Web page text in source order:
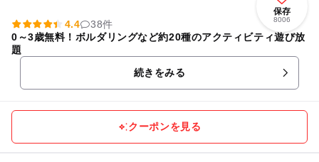
保存
8006
4.4
38件
0～3歳無料！ボルダリングなど約20種のアクティビティ遊び放
題
続きをみる
クーポンを見る